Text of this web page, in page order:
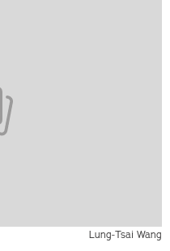
Lung-Tsai Wang